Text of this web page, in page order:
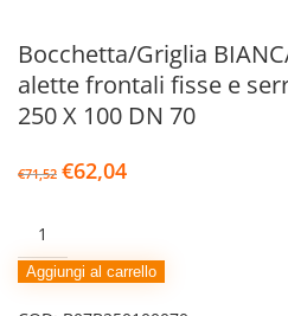
Bocchetta/Griglia
alette frontali fisse e
250 X 100 DN 70
€71,52 Il
€71,52.
€62,04
€62,04.
BIANCA
in
Aggiungi al carrello